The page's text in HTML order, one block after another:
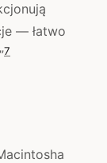
— łatwo
7